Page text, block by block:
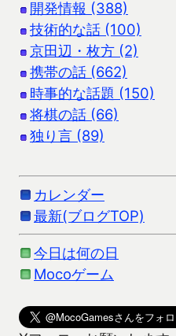
開発情報 (388)
技術的な話 (100)
京田辺・枚方 (2)
携帯の話 (662)
時事的な話題 (150)
将棋の話 (66)
独り言 (89)
カレンダー
最新(ブログTOP)
今日は何の日
Mocoゲーム